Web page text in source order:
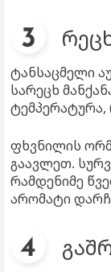
ტანსაცმელი
სარეცხ
ტემპერატურა,
ფხვნილის
გაავლეთ.
რამდენიმე
არომატი